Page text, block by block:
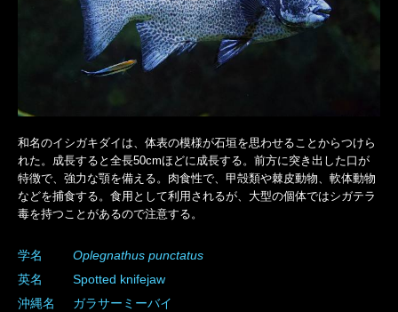
和名のイシガキダイは、体表の模様が石垣を思わせることからつけら
れた。成長すると全長50cmほどに成長する。前方に突き出した口が
特徴で、強力な顎を備える。肉食性で、甲殻類や棘皮動物、軟体動物
などを捕食する。食用として利用されるが、大型の個体ではシガテラ
毒を持つことがあるので注意する。
学名 Oplegnathus punctatus
英名
Spotted knifejaw
沖縄名
ガラサーミーバイ